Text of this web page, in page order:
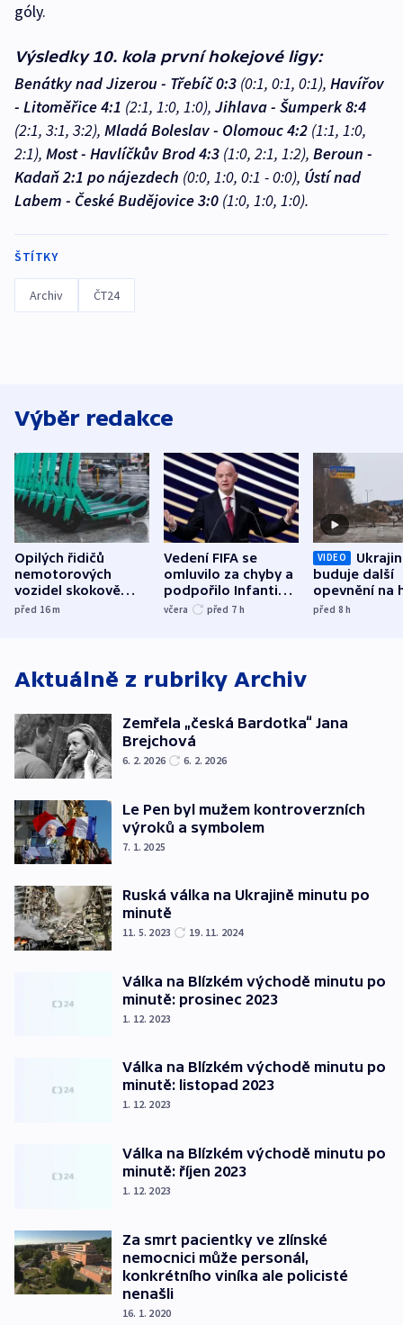
góly.
Výsledky 10. kola první hokejové ligy:
Benátky nad Jizerou - Třebíč 0:3 (0:1, 0:1, 0:1), Havířov
- Litoměřice 4:1 (2:1, 1:0, 1:0), Jihlava - Šumperk 8:4
(2:1, 3:1, 3:2), Mladá Boleslav - Olomouc 4:2 (1:1, 1:0,
2:1), Most - Havlíčkův Brod 4:3 (1:0, 2:1, 1:2), Beroun -
Kadaň 2:1 po nájezdech (0:0, 1:0, 0:1 - 0:0), Ústí nad
Labem - České Budějovice 3:0 (1:0, 1:0, 1:0).
ŠTÍTKY
Archiv ČT24
Výběr redakce
Opilých řidičů
nemotorových
vozidel skokově
přibylo, nejvíc ve
před 16m
Vedení FIFA se
omluvilo za chyby a
podpořilo Infantina.
UEFA trvá na
včera před 7 h
VIDEO
buduje další
opevnění na
s Běloruskem
před 8h
Aktuálně z rubriky Archiv
Zemřela „česká Bardotka“ Jana
Brejchová
6. 2. 2026 6. 2. 2026
Le Pen byl mužem kontroverzních
výroků a symbolem
7. 1. 2025
Ruská válka na Ukrajině minutu po
minutě
11. 5. 2023 19. 11. 2024
Válka na Blízkém východě minutu po
minutě: prosinec 2023
1. 12. 2023
Válka na Blízkém východě minutu po
minutě: listopad 2023
1. 12. 2023
Válka na Blízkém východě minutu po
minutě: říjen 2023
1. 12. 2023
Za smrt pacientky ve zlínské
nemocnici může personál,
konkrétního viníka ale policisté
nenašli
16. 1. 2020